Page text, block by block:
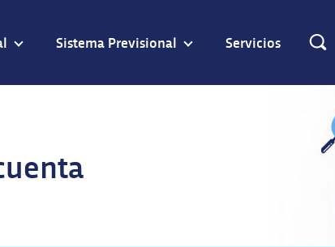
Sistema Previsional Servicios